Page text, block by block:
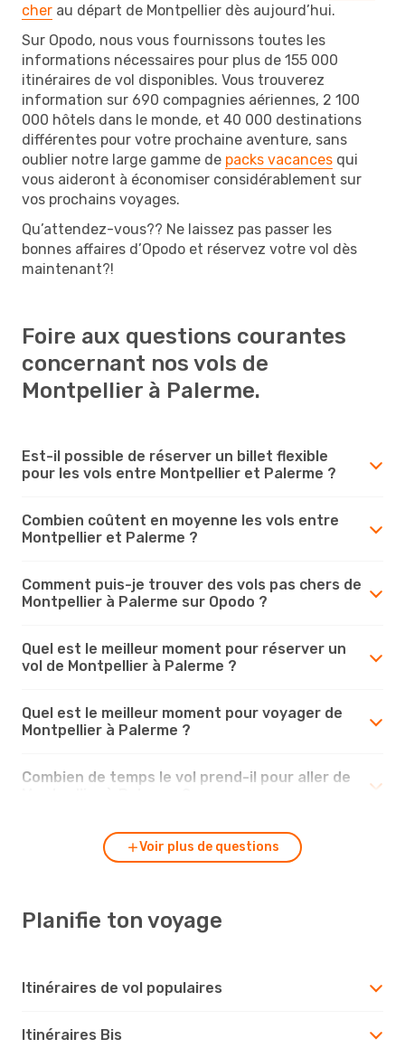
cher au départ de Montpellier dès aujourd’hui.
Sur Opodo, nous vous fournissons toutes les
informations nécessaires pour plus de 155 000
itinéraires de vol disponibles. Vous trouverez
information sur 690 compagnies aériennes, 2 100
000 hôtels dans le monde, et 40 000 destinations
différentes pour votre prochaine aventure, sans
oublier notre large gamme de packs vacances qui
vous aideront à économiser considérablement sur
vos prochains voyages.
Qu’attendez-vous?? Ne laissez pas passer les
bonnes affaires d’Opodo et réservez votre vol dès
maintenant?!
Foire aux questions courantes
concernant nos vols de
Montpellier à Palerme.
Est-il possible de réserver un billet flexible
pour les vols entre Montpellier et Palerme ?
Combien coûtent en moyenne les vols entre
Montpellier et Palerme ?
Comment puis-je trouver des vols pas chers de
Montpellier à Palerme sur Opodo ?
Quel est le meilleur moment pour réserver un
vol de Montpellier à Palerme ?
Quel est le meilleur moment pour voyager de
Montpellier à Palerme ?
Combien de temps le vol prend-il pour aller de
Voir plus de questions
Planifie ton voyage
Itinéraires de vol populaires
Itinéraires Bis